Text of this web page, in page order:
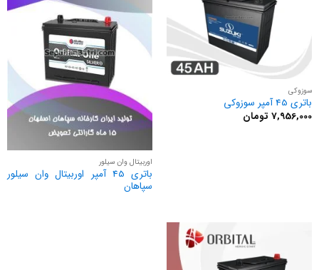
سوزوکی
باتری 45 آمپر سوزوکی
7,956,000 تومان
اوربیتال وان سیلور
باتری 45 آمپر اوربیتال وان سیلور
سپاهان